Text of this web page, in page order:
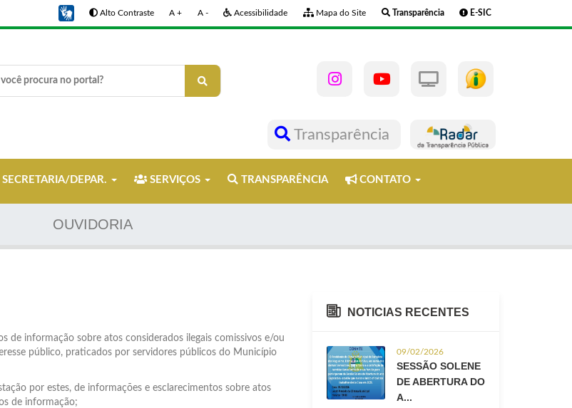
Alto Contraste A + A - Acessibilidade Mapa do Site Transparência E-SIC
Transparência
SECRETARIA/DEPAR. SERVIÇOS TRANSPARÊNCIA CONTATO
OUVIDORIA
de informação sobre atos considerados ilegais comissivos e/ou
público, praticados por servidores públicos do Município
por estes, de informações e esclarecimentos sobre atos
de informação;
NOTICIAS RECENTES
09/02/2026
SESSÃO SOLENE
DE ABERTURA DO
A...